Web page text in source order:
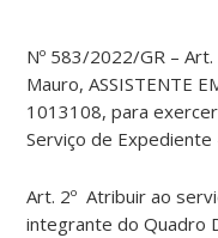
Nº 583/2022/GR –
Mauro, ASSISTENTE
1013108, para
Serviço de Expediente
Art. 2º Atribuir ao
integrante do Quadro